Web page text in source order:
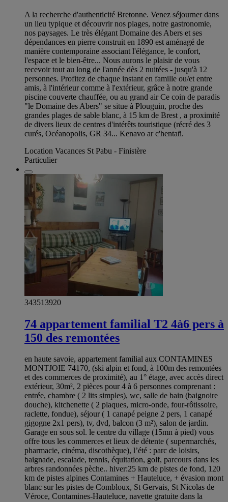
A la recherche d'authenticité Bretonne. Venez séjourner dans
un lieu typique et découvrir nos plages, notre gastronomie,
nos paysages. Le très élégant Domaine des Abers et ses
dépendances en pierre construit en 1890 est aménagé de
manière contemporaine associant l'élégance, le confort,
l'espace et le bien-être... Nous aurons le plaisir de vous
recevoir tout au long de l'année dès 2 nuitées - jusqu'à 12
personnes. Profitez de chaque instant en famille ou/et entre
amis, à l'intérieur comme à l'extérieur, grâce à notre grande
piscine couverte chauffée, ou au grand air Ce coin de paradis
"le Domaine des Abers" se situe à Plouguin, proche des
grandes plages de sable blanc, à 15 km de Brest , a proximité
de divers lieux de centres d'intérêts touristique (récré des 3
curés, Océanopolis, GR 34... Kenavo ar c'hentañ.
Location Vacances St Pabu - Finistère
Particulier
343513920
74 appartement familial T2 4à6 pers à
150 des remontées
en haute savoie, appartement familial aux CONTAMINES
MONTJOIE 74170, (ski alpin et fond, à 100m des remontées
et des commerces de proximité), au 1° étage, avec accès direct
extérieur, 30m², 2 pièces pour 4 à 6 personnes comprenant :
entrée, chambre ( 2 lits simples), wc, salle de bain (baignoire
douche), kitchenette ( 2 plaques, micro-onde, four-rôtissoire,
raclette, fondue), séjour ( 1 canapé peigne 2 pers, 1 canapé
gigogne 2x1 pers), tv, dvd, balcon (3 m²), salon de jardin.
Garage en sous sol. le centre du village (15mn à pied) vous
offre tous les commerces et lieux de détente ( supermarchés,
pharmacie, cinéma, discothèque), l’été : parc de loisirs,
baignade, escalade, tennis, équitation, golf, parcours dans les
arbres randonnées pèche.. hiver:25 km de pistes de fond, 120
km de pistes alpines Contamines + Hauteluce, + évasion mont
blanc sur les pistes de Combloux, St Gervais, St Nicolas de
Véroce, Contamines-Hauteluce, navette gratuite dans la